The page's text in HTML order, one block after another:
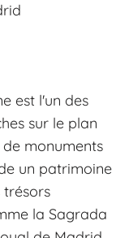
est l'un des
sur le plan
monuments
un patrimoine
la Sagrada